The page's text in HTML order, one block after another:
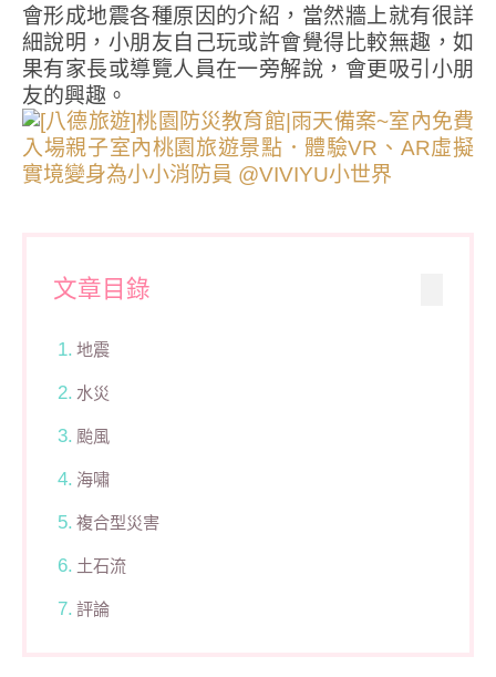
會形成地震各種原因的介紹，當然牆上就有很詳
細說明，小朋友自己玩或許會覺得比較無趣，如
果有家長或導覽人員在一旁解說，會更吸引小朋
友的興趣。
文章目錄
地震
水災
颱風
海嘯
複合型災害
土石流
評論